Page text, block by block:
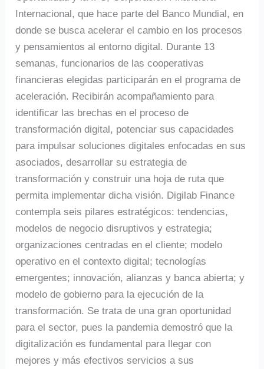
Internacional, que hace parte del Banco Mundial, en
donde se busca acelerar el cambio en los procesos
y pensamientos al entorno digital. Durante 13
semanas, funcionarios de las cooperativas
financieras elegidas participarán en el programa de
aceleración. Recibirán acompañamiento para
identificar las brechas en el proceso de
transformación digital, potenciar sus capacidades
para impulsar soluciones digitales enfocadas en sus
asociados, desarrollar su estrategia de
transformación y construir una hoja de ruta que
permita implementar dicha visión. Digilab Finance
contempla seis pilares estratégicos: tendencias,
modelos de negocio disruptivos y estrategia;
organizaciones centradas en el cliente; modelo
operativo en el contexto digital; tecnologías
emergentes; innovación, alianzas y banca abierta; y
modelo de gobierno para la ejecución de la
transformación. Se trata de una gran oportunidad
para el sector, pues la pandemia demostró que la
digitalización es fundamental para llegar con
mejores y más efectivos servicios a sus